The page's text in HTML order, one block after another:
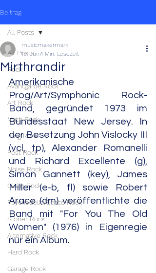
Beitrag
All Posts
Rock
Avantgarde Rock
Art Rock
Math Rock
Prog Rock
Post Rock
Noise Rock
Glam Rock
Psychedelic/Space Rock
Stoner Rock
Alternative Rock
Hard Rock
Garage Rock
All Posts
Mirthrandir
musicmakermark
19. Juni1 Min. Lesezeit
Amerikanische
Prog/Art/Symphonic Rock-
Band, gegründet 1973 im
Bundesstaat New Jersey. In
der Besetzung John Vislocky III
(vcl, tp), Alexander Romanelli
und Richard Excellente (g),
Simon Gannett (key), James
Miller (e-b, fl) sowie Robert
Arace (dm) veröffentlichte die
Band mit "For You The Old
Women" (1976) in Eigenregie
nur ein Album.